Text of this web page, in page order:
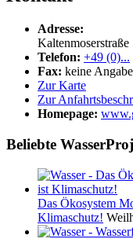
Adresse:
Kaltenmoserstraße
Telefon: +49 (0)...
Fax: keine Angabe
Zur Karte
Zur
Homepage:
Beliebte
Das Ökosystem
Klimaschutz!